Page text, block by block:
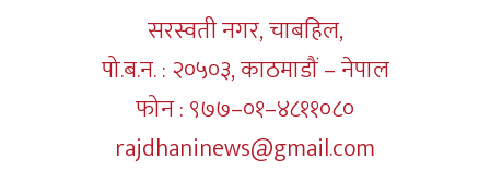
सरस्वती नगर, चाबहिल,
पो.ब.न. : २०५०३, काठमाडौं – नेपाल
फोन : ९७७–०१–४८११०८०
rajdhaninews@gmail.com